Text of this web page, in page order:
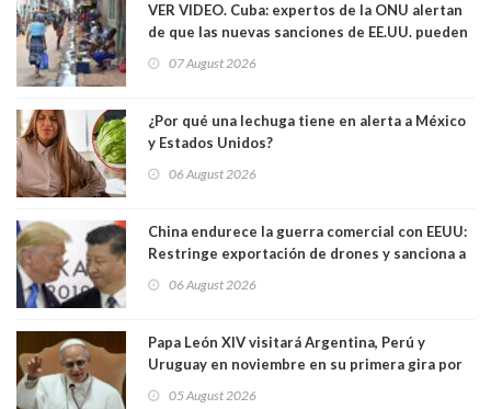
VER VIDEO. Cuba: expertos de la ONU alertan
de que las nuevas sanciones de EE.UU. pueden
convertir la isla en una “Gaza silenciosa
07 August 2026
¿Por qué una lechuga tiene en alerta a México
y Estados Unidos?
06 August 2026
China endurece la guerra comercial con EEUU:
Restringe exportación de drones y sanciona a
seis empresas estadounidenses
06 August 2026
Papa León XIV visitará Argentina, Perú y
Uruguay en noviembre en su primera gira por
Sudamérica
05 August 2026